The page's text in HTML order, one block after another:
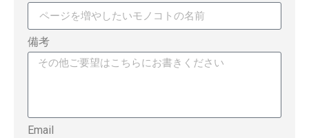
備考
Email